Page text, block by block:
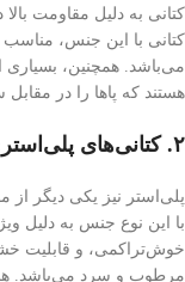
کتانی به دلیل مقاومت
کتانی با این جنس،
می‌باشد. همچنین، بسیاری
هستند که پاها را در
۲. کتانی‌های پلی‌استر:
پلی‌استر نیز یکی دیگر از
با این نوع جنس به دلیل
خوش‌تراکمی، و قابلیت
مرطوب و سرد می‌باشد.